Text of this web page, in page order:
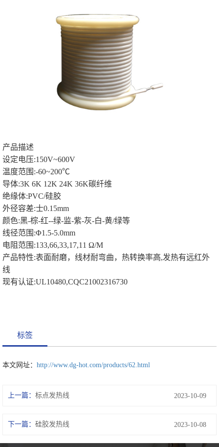
产品描述
设定电压:150V~600V
温度范围:-60~200℃
导体:3K 6K 12K 24K 36K碳纤维
绝缘体:PVC/硅胶
外径容差:士0.15mm
颜色:黑-棕-红--绿-监-紫-灰-白-黄/绿等
线径范围:Φ1.5-5.0mm
电阻范围:133,66,33,17,11 Ω/M
产品特性:表面耐磨，线材耐弯曲，热转换率高,发热有远红外
线
现有认证:UL10480,CQC21002316730
标签
本文网址： http://www.dg-hot.com/products/62.html
上一篇： 标点发热线 2023-10-09
下一篇： 硅胶发热线 2023-10-08